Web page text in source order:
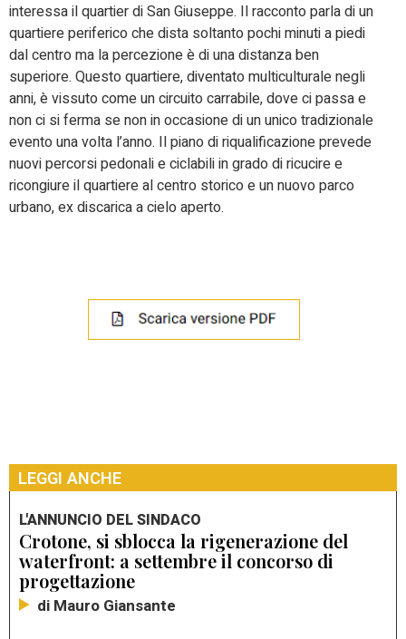
interessa il quartier di San Giuseppe. Il racconto parla di un
quartiere periferico che dista soltanto pochi minuti a piedi
dal centro ma la percezione è di una distanza ben
superiore. Questo quartiere, diventato multiculturale negli
anni, è vissuto come un circuito carrabile, dove ci passa e
non ci si ferma se non in occasione di un unico tradizionale
evento una volta l’anno. Il piano di riqualificazione prevede
nuovi percorsi pedonali e ciclabili in grado di ricucire e
ricongiure il quartiere al centro storico e un nuovo parco
urbano, ex discarica a cielo aperto.
LEGGI ANCHE
L'ANNUNCIO DEL SINDACO
Crotone, si sblocca la rigenerazione del
waterfront: a settembre il concorso di
progettazione
di Mauro Giansante